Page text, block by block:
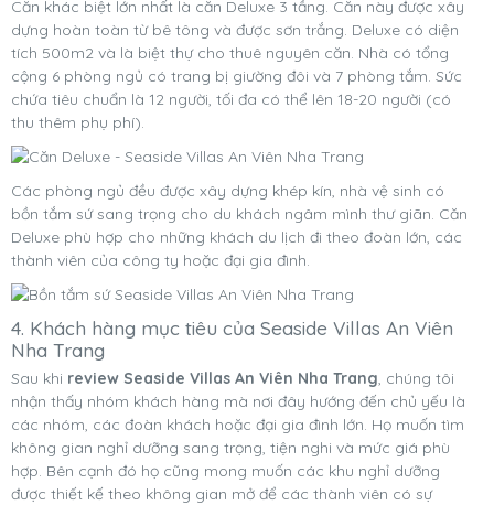
Căn khác biệt lớn nhất là căn Deluxe 3 tầng. Căn này được xây
dựng hoàn toàn từ bê tông và được sơn trắng. Deluxe có diện
tích 500m2 và là biệt thự cho thuê nguyên căn. Nhà có tổng
cộng 6 phòng ngủ có trang bị giường đôi và 7 phòng tắm. Sức
chứa tiêu chuẩn là 12 người, tối đa có thể lên 18-20 người (có
thu thêm phụ phí).
Các phòng ngủ đều được xây dựng khép kín, nhà vệ sinh có
bồn tắm sứ sang trọng cho du khách ngâm mình thư giãn. Căn
Deluxe phù hợp cho những khách du lịch đi theo đoàn lớn, các
thành viên của công ty hoặc đại gia đình.
4. Khách hàng mục tiêu của Seaside Villas An Viên
Nha Trang
Sau khi review Seaside Villas An Viên Nha Trang , chúng tôi
nhận thấy nhóm khách hàng mà nơi đây hướng đến chủ yếu là
các nhóm, các đoàn khách hoặc đại gia đình lớn. Họ muốn tìm
không gian nghỉ dưỡng sang trọng, tiện nghi và mức giá phù
hợp. Bên cạnh đó họ cũng mong muốn các khu nghỉ dưỡng
được thiết kế theo không gian mở để các thành viên có sự